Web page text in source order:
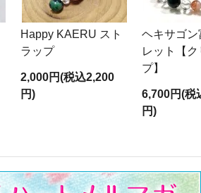
Happy KAERU スト
ラップ
2,000円(税込2,200
円)
ヘキサゴン
レット【
プ】
6,700円(税
円)